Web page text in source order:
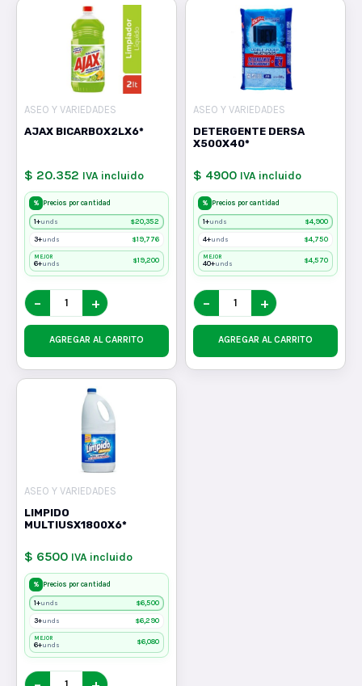
ASEO Y VARIEDADES
AJAX BICARBOX2LX6*
$ 20.352 IVA incluido
% Precios por cantidad
1+unds $20,352
3+unds $19,776
MEJOR
6+unds $19,200
− +
AGREGAR AL CARRITO
ASEO Y VARIEDADES
DETERGENTE DERSA
X500X40*
$ 4900 IVA incluido
% Precios por cantidad
1+unds $4,900
4+unds $4,750
MEJOR
40+unds $4,570
− +
AGREGAR AL CARRITO
ASEO Y VARIEDADES
LIMPIDO
MULTIUSX1800X6*
$ 6500 IVA incluido
% Precios por cantidad
1+unds $6,500
3+unds $6,290
MEJOR
6+unds $6,080